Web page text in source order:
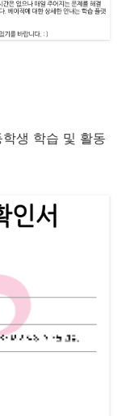
생 학습 및 활동